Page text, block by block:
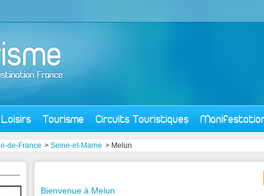
Loisirs Tourisme Circuits Touristiques
Ile-de-France > Seine-et-Marne > Melun
Bienvenue à Melun